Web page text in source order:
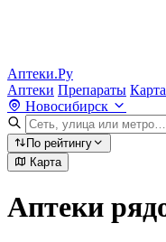
Аптеки.Ру
Аптеки Препараты
Новосибирск
По рейтингу
Карта
Аптеки